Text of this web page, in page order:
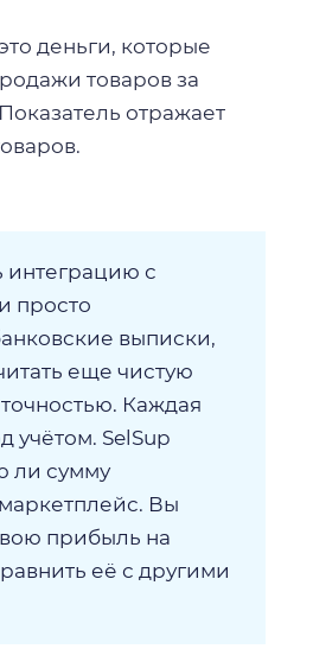
деньги, которые
товаров за
отражает
интеграцию с
просто
выписки,
еще чистую
Каждая
учётом. SelSup
ли сумму
Вы
прибыль на
её с другими